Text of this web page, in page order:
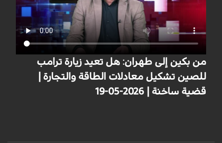
من بكين إلى طهران: هل تعيد زيارة ترامب
للصين تشكيل معادلات الطاقة والتجارة |
قضية ساخنة | 2026-05-19